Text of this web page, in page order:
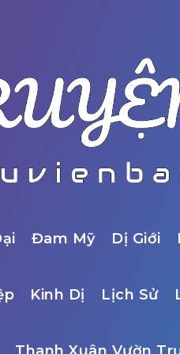
Đam Mỹ Dị Giới
Kinh Dị Lịch Sử